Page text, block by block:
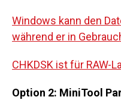
Windows kann den
während er in
CHKDSK ist für RAW-
Option 2: MiniTool